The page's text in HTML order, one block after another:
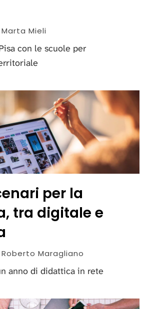
Marta Mieli
con le scuole per
per la
tra digitale e
Roberto Maragliano
anno di didattica in rete